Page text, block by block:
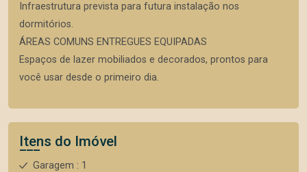
Infraestrutura prevista para futura instalação nos
dormitórios.
ÁREAS COMUNS ENTREGUES EQUIPADAS
Espaços de lazer mobiliados e decorados, prontos para
você usar desde o primeiro dia.
Itens do Imóvel
Garagem : 1